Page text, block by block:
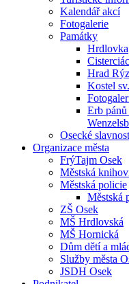
Kalendář akcí
Fotogalerie
Památky
Hrdlovka
Hrad
Kostel
Erb
Osecké
Organizace města
FrýTajm Osek
Městská
Městská policie
Městská
ZŠ Osek
MŠ Hrdlovská
MŠ Hornická
Dům dětí a
Služby města
JSDH Osek